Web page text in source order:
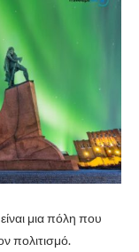
μια πόλη που
πολιτισμό.